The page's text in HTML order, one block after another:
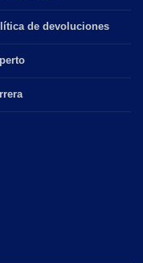
de devoluciones